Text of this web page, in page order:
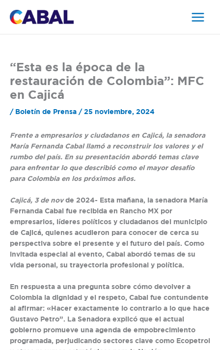
“Esta es la época de la
restauración de Colombia”: MFC
en Cajicá
/ Boletín de Prensa / 25 noviembre, 2024
Frente a empresarios y ciudadanos en Cajicá, la senadora
María Fernanda Cabal llamó a reconstruir los valores y el
rumbo del país. En su presentación abordó temas clave
para enfrentar lo que describió como el mayor desafío
para Colombia en los próximos años.
Cajicá, 3 de novde 2024- Esta mañana, la senadora María
Fernanda Cabal fue recibida en Rancho MX por
empresarios, líderes políticos y ciudadanos del municipio
de Cajicá, quienes acudieron para conocer de cerca su
perspectiva sobre el presente y el futuro del país. Como
invitada especial al evento, Cabal abordó temas de su
vida personal, su trayectoria profesional y política.
En respuesta a una pregunta sobre cómo devolver a
Colombia la dignidad y el respeto, Cabal fue contundente
al afirmar: «Hacer exactamente lo contrario a lo que hace
Gustavo Petro”. La Senadora explicó que el actual
gobierno promueve una agenda de empobrecimiento
programada, perjudicando sectores clave como Ecopetrol